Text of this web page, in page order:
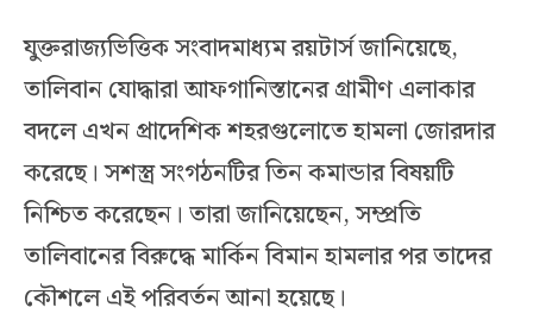
যুক্তরাজ্যভিত্তিক সংবাদমাধ্যম রয়টার্স জানিয়েছে,
তালিবান যোদ্ধারা আফগানিস্তানের গ্রামীণ এলাকার
বদলে এখন প্রাদেশিক শহরগুলোতে হামলা জোরদার
করেছে। সশস্ত্র সংগঠনটির তিন কমান্ডার বিষয়টি
নিশ্চিত করেছেন। তারা জানিয়েছেন, সম্প্রতি
তালিবানের বিরুদ্ধে মার্কিন বিমান হামলার পর তাদের
কৌশলে এই পরিবর্তন আনা হয়েছে।